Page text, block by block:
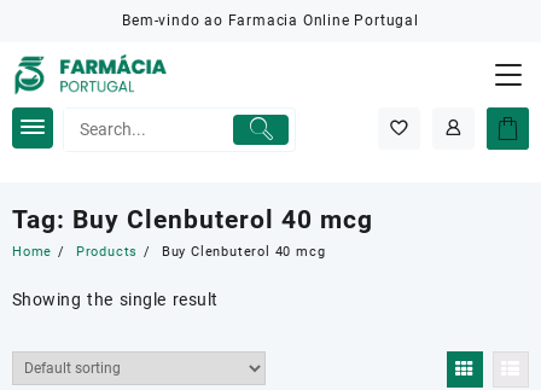
content
Bem-vindo ao Farmacia Online Portugal
Tag: Buy Clenbuterol 40 mcg
Home Products Buy Clenbuterol 40 mcg
Showing the single result